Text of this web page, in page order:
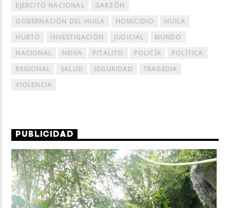
EJERCITO NACIONAL
GARZÓN
GOBERNACIÓN DEL HUILA
HOMICIDIO
HUILA
HURTO
INVESTIGACIÓN JUDICIAL
MUNDO
NACIONAL
NEIVA PITALITO POLICÍA
POLÍTICA
REGIONAL
SALUD SEGURIDAD
TRAGEDIA
VIOLENCIA
PUBLICIDAD